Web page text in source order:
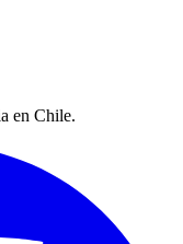
en Chile.